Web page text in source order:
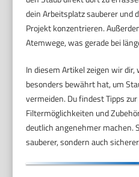
dein Arbeitsplatz sauberer und
Projekt konzentrieren.
Atemwege, was gerade bei
In diesem Artikel zeigen wir dir,
besonders bewährt hat, um
vermeiden. Du findest Tipps
Filtermöglichkeiten und
deutlich angenehmer machen.
sauberer, sondern auch sicherer.